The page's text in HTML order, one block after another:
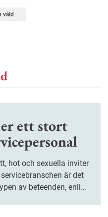
våld
ett stort
är det
av beteenden, enligt